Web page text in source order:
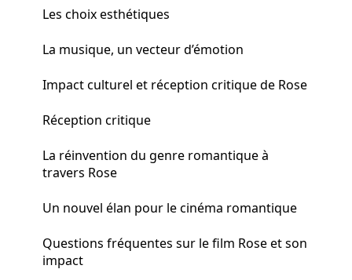
Les choix esthétiques
La musique, un vecteur d’émotion
Impact culturel et réception critique de Rose
Réception critique
La réinvention du genre romantique à
travers Rose
Un nouvel élan pour le cinéma romantique
Questions fréquentes sur le film Rose et son
impact